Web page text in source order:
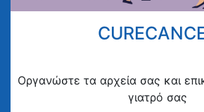
Οργανώστε τα αρχεία σας και
γιατρό σας